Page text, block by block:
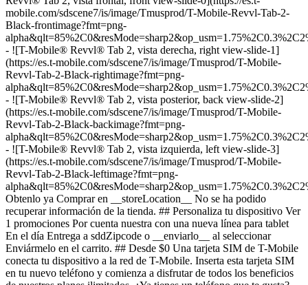
mobile.com/sdscene7/is/image/Tmusprod/T-Mobile-Revvl-Tab-2-
Black-frontimage?fmt=png-
- ![T-Mobile® Revvl® Tab 2, vista derecha, right view-slide-1]
(https://es.t-mobile.com/sdscene7/is/image/Tmusprod/T-Mobile-
Revvl-Tab-2-Black-rightimage?fmt=png-
- ![T-Mobile® Revvl® Tab 2, vista posterior, back view-slide-2]
(https://es.t-mobile.com/sdscene7/is/image/Tmusprod/T-Mobile-
Revvl-Tab-2-Black-backimage?fmt=png-
- ![T-Mobile® Revvl® Tab 2, vista izquierda, left view-slide-3]
(https://es.t-mobile.com/sdscene7/is/image/Tmusprod/T-Mobile-
Revvl-Tab-2-Black-leftimage?fmt=png-
Obtenlo ya Comprar en __storeLocation__ No se ha podido
recuperar información de la tienda. ## ​​​​​​​Personaliza tu dispositivo Ver
1 promociones Por cuenta nuestra con una nueva línea para tablet
En el día Entrega a sddZipcode o __enviarlo__ al seleccionar
Enviármelo en el carrito. ## Desde $0 Una tarjeta SIM de T-Mobile
conecta tu dispositivo a la red de T-Mobile. Inserta esta tarjeta SIM
en tu nuevo teléfono y comienza a disfrutar de todos los beneficios